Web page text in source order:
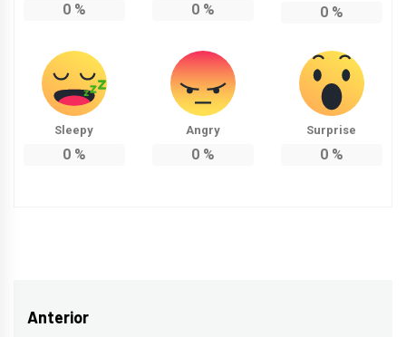
0% 0% 0%
Sleepy
0%
Angry
0%
Surprise
0%
Navegación
Anterior